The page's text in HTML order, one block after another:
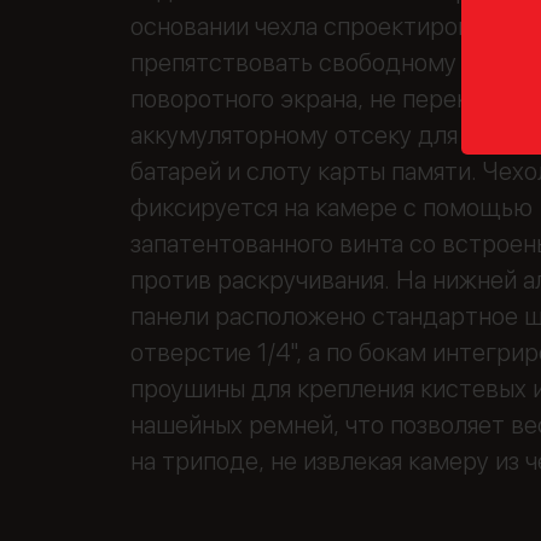
основании чехла спроектированы
препятствовать свободному
поворотного экрана, не
аккумуляторному отсеку для
батарей и слоту карты памяти.
фиксируется на камере с помощью
запатентованного винта со
против раскручивания. На нижней
панели расположено стандартное
отверстие 1/4", а по бокам
проушины для крепления кистевых
нашейных ремней, что позволяет
на триподе, не извлекая камеру из